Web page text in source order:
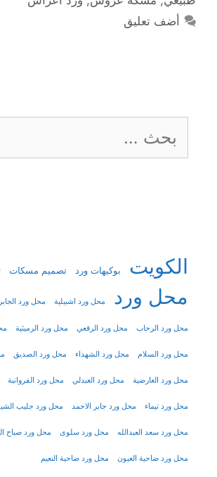
أضف تعليق
عن:
الكويت بوكيهات ورد تصميم مسكات
محل ورد محل ورد اشبيلية محل ورد
محل ورد الرحاب محل ورد الرقعي محل ورد الرميثية
محل ورد السلام محل ورد الشهداء محل ورد الصديق
محل ورد العارضية محل ورد العبدلي محل ورد الفروانية
محل ورد تيماء محل ورد جابر الاحمد محل ورد جليب
محل ورد سعد العبدالله محل ورد سلوى محل ورد صباح
محل ورد ضاحية العيون محل ورد ضاحية النعيم